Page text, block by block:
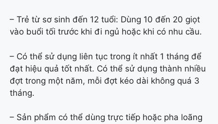
– Trẻ từ sơ sinh đến 12 tuổi: Dùng 10 đến 20 giọt
vào buổi tối trước khi đi ngủ hoặc khi có nhu cầu.
– Có thể sử dụng liên tục trong ít nhất 1 tháng để
đạt hiệu quả tốt nhất. Có thể sử dụng thành nhiều
đợt trong một năm, mỗi đợt kéo dài không quá 3
tháng.
– Sản phẩm có thể dùng trực tiếp hoặc pha loãng